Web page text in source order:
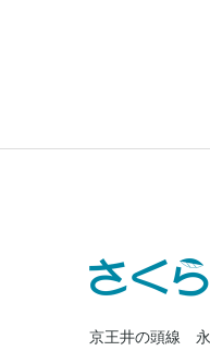
京王井の頭線